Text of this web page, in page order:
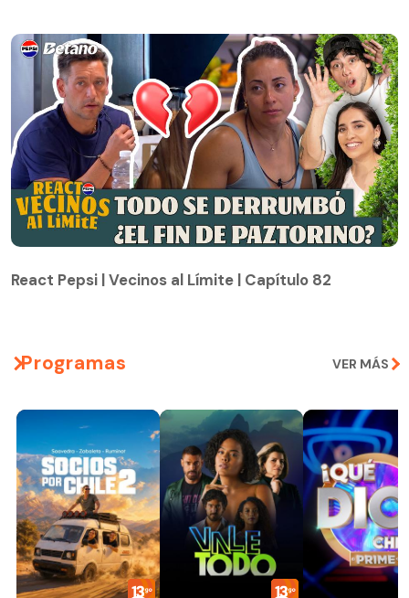
React Pepsi | Vecinos al Límite | Capítulo 82
Programas VER MÁS